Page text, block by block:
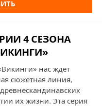
4 СЕЗОНА
нас ждет
сюжетная линия,
их жизни. Эта серия